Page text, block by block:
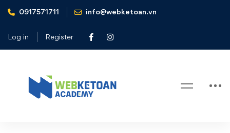
0917571711 info@webketoan.vn
Log in Register
Home
Tin tức - Sự kiện
HỢP tại CTY Kiểm Toán GIA CÁT